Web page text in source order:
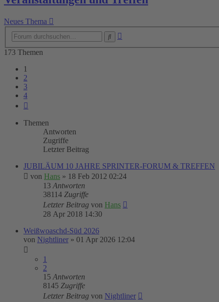
Neues Thema
173 Themen
1
2
3
4
Themen
Antworten
Zugriffe
Letzter Beitrag
JUBILÄUM 10 JAHRE SPRINTER-FORUM & TREFFEN
von Hans » 18 Feb 2012 02:24
13 Antworten
38114 Zugriffe
Letzter Beitrag von Hans
28 Apr 2018 14:30
Weißwoaschd-Süd 2026
von Nightliner » 01 Apr 2026 12:04
1
2
15 Antworten
8145 Zugriffe
Letzter Beitrag von Nightliner